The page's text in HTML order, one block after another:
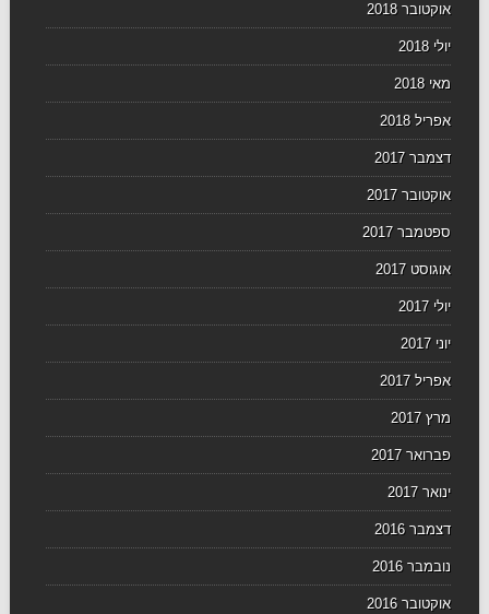
אוקטובר 2018
יולי 2018
מאי 2018
אפריל 2018
דצמבר 2017
אוקטובר 2017
ספטמבר 2017
אוגוסט 2017
יולי 2017
יוני 2017
אפריל 2017
מרץ 2017
פברואר 2017
ינואר 2017
דצמבר 2016
נובמבר 2016
אוקטובר 2016